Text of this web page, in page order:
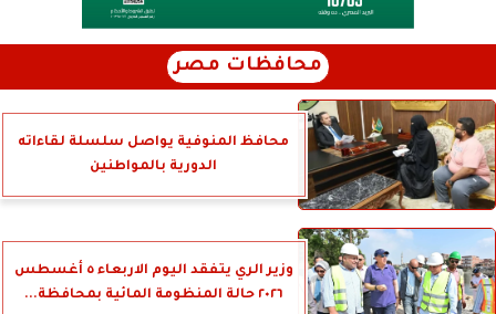
محافظات مصر
محافظ المنوفية يواصل سلسلة لقاءاته
الدورية بالمواطنين
وزير الري يتفقد اليوم الاربعاء ٥ أغسطس
٢٠٢٦ حالة المنظومة المائية بمحافظة...